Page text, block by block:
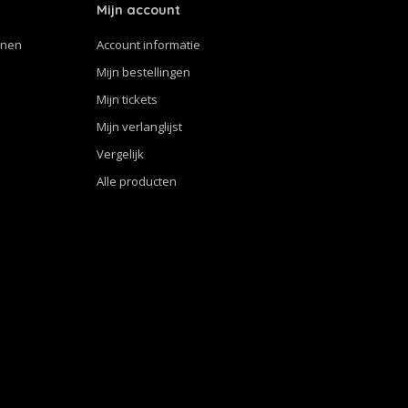
Mijn account
Account informatie
Mijn bestellingen
Mijn tickets
Mijn verlanglijst
Vergelijk
Alle producten